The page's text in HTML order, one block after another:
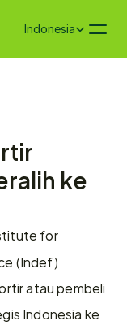
Select Language
Indonesia
ke
for
(Indef)
atau pembeli
Indonesia ke